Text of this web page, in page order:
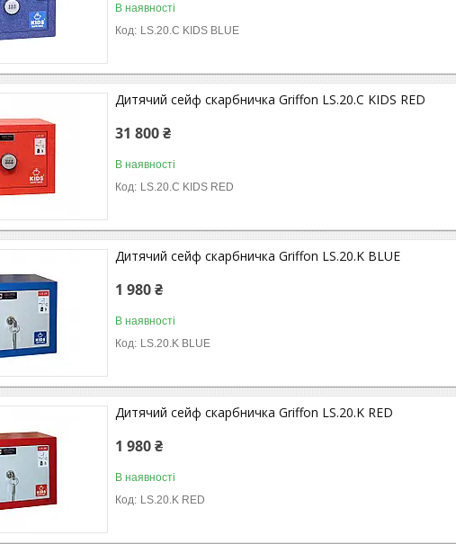
В наявності
LS.20.C KIDS BLUE
Дитячий сейф скарбничка Griffon LS.20.C KIDS RED
31 800 ₴
В наявності
LS.20.C KIDS RED
Дитячий сейф скарбничка Griffon LS.20.K BLUE
1 980 ₴
В наявності
LS.20.K BLUE
Дитячий сейф скарбничка Griffon LS.20.K RED
1 980 ₴
В наявності
LS.20.K RED